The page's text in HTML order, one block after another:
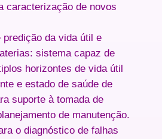
caracterização de novos
predição da vida útil e
: sistema capaz de
horizontes de vida útil
e estado de saúde de
suporte à tomada de
de manutenção.
o diagnóstico de falhas